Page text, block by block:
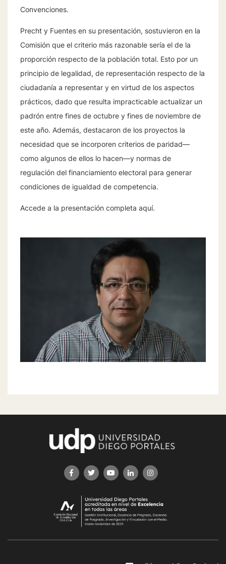
Convenciones.
Precht y Fuentes en su presentación, sostuvieron en la
Comisión que el criterio más razonable sería el de la
proporción respecto de la población total. Esto por un
principio de legalidad, de representación respecto de la
ciudadanía a representar y en virtud de los aspectos
prácticos, dado que resulta impracticable actualizar un
padrón entre fines de octubre y fines de noviembre de
este año. Además, destacaron de los proyectos la
necesidad que se incorporen criterios de paridad—
como algunos de ellos lo hacen—y normas de
regulación del financiamiento electoral para generar
condiciones de igualdad de competencia.
Accede a la presentación completa aquí.